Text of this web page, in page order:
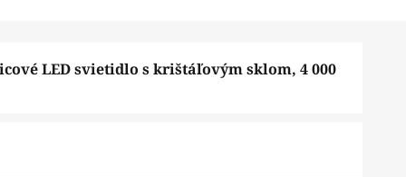
LED svietidlo s krištáľovým sklom, 4 000